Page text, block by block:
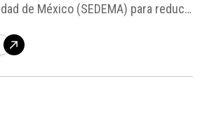
de México (SEDEMA) para reducir
a los vehículos que circulan en